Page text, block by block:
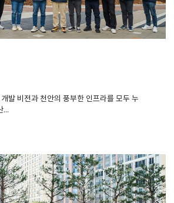
발 비전과 천안의 풍부한 인프라를 모두 누
...